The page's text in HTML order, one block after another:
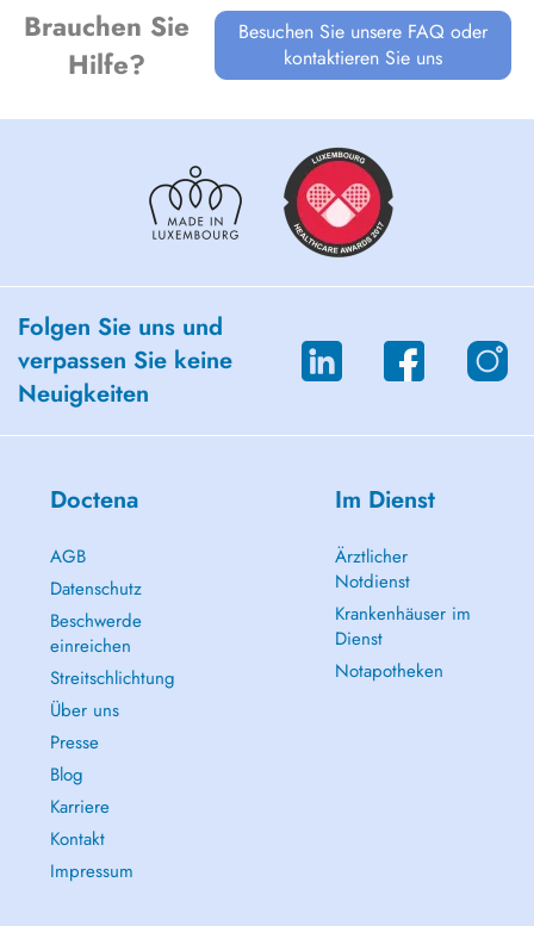
Brauchen Sie
Hilfe?
Besuchen Sie unsere FAQ oder
kontaktieren Sie uns
Folgen Sie uns und
verpassen Sie keine
Neuigkeiten
Doctena
AGB
Datenschutz
Beschwerde
einreichen
Streitschlichtung
Über uns
Presse
Blog
Karriere
Kontakt
Impressum
Im Dienst
Ärztlicher
Notdienst
Krankenhäuser im
Dienst
Notapotheken